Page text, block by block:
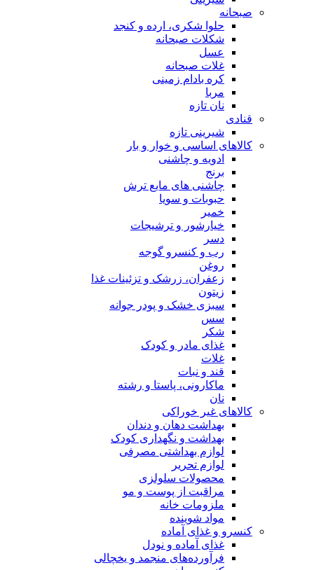
صبحانه
حلوا شکری، ارده و کنجد
شکلات صبحانه
عسل
غلات صبحانه
کره بادام زمینی
مربا
نان تازه
قنادی
شیرینی تازه
کالاهای اساسی و خوار و بار
ادویه و چاشنی
برنج
چاشنی های مایع ترش
حبوبات و سویا
خمیر
خیارشور و ترشیجات
دسر
رب و کنسرو گوجه
روغن
زعفران، زرشک و تزئینات غذا
زیتون
سبزی خشک و پودر جوانه
سس
شکر
غذای مادر و کودک
غلات
قند و نبات
ماکارونی، پاستا و رشته
نان
کالاهای غیر خوراکی
بهداشت دهان و دندان
بهداشت و نگهداری کودک
لوازم بهداشتی مصرفی
لوازم تحریر
محصولات سلولزی
مراقبت از پوست و مو
ملزومات خانه
مواد شوینده
کنسرو و غذای آماده
غذای آماده و نودل
فرآورده‌های منجمد و یخچالی